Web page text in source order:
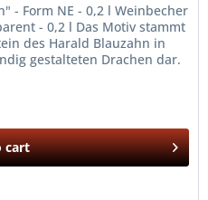
- Form NE - 0,2 l Weinbecher
- 0,2 l Das Motiv stammt
des Harald Blauzahn in
gestalteten Drachen dar.
cart